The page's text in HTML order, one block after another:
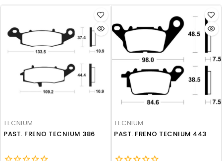
TECNIUM
PAST. FRENO TECNIUM 386
TECNIUM
PAST. FRENO TECNIUM 443